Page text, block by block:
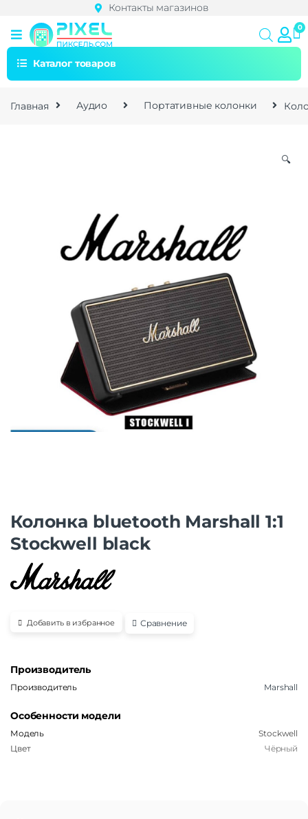
Контакты магазинов
Каталог товаров
Главная Аудио Портативные колонки
🔍
Колонкa bluetooth Marshall 1:1
Stockwell black
Добавить в избранное Сравнение
Производитель
Производитель Marshall
Особенности модели
Модель
Stockwell
Цвет
Чёрный